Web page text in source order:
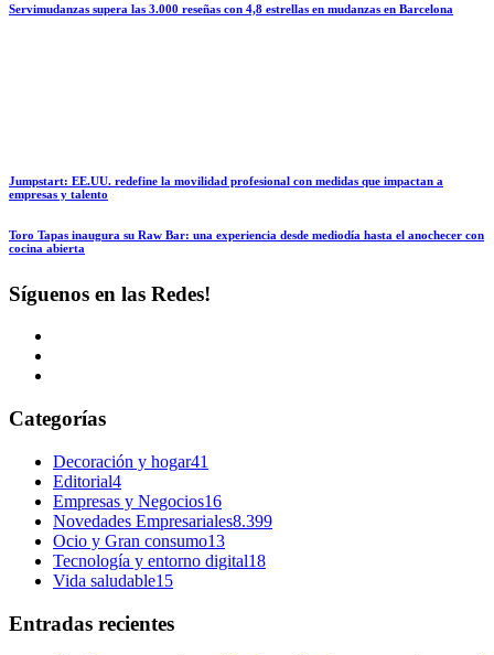
Servimudanzas supera las 3.000 reseñas con 4,8 estrellas en mudanzas en Barcelona
Jumpstart: EE.UU. redefine la movilidad profesional con medidas que impactan a
empresas y talento
Toro Tapas inaugura su Raw Bar: una experiencia desde mediodía hasta el anochecer con
cocina abierta
Síguenos en las Redes!
Categorías
Decoración y hogar41
Editorial4
Empresas y Negocios16
Novedades Empresariales8.399
Ocio y Gran consumo13
Tecnología y entorno digital18
Vida saludable15
Entradas recientes